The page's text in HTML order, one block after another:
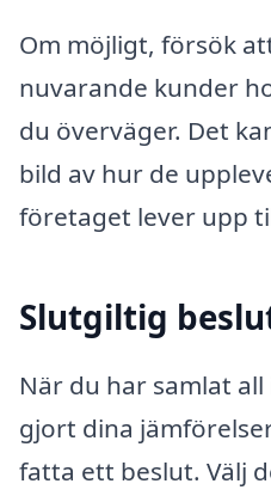
Om möjligt, försök
nuvarande kunder
du överväger. Det
bild av hur de
företaget lever upp
Slutgiltig
När du har samlat
gjort dina
fatta ett beslut. Välj